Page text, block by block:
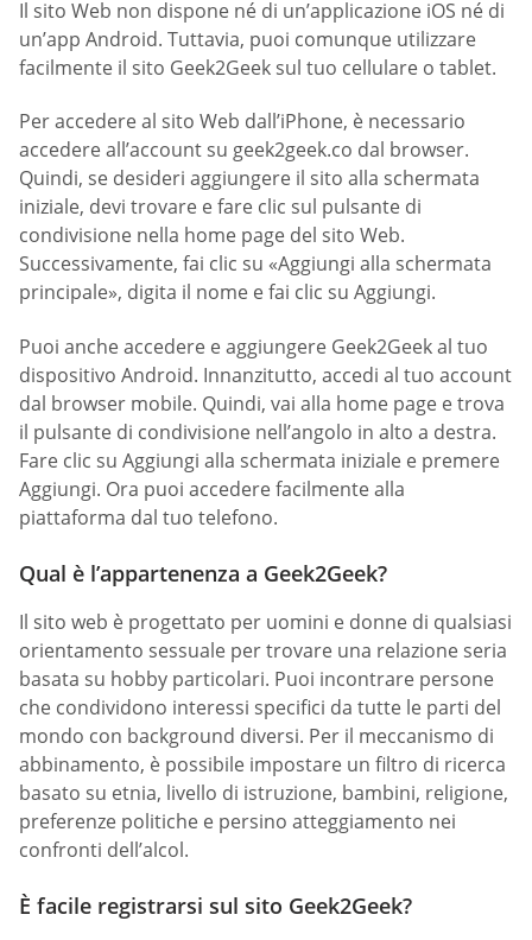
Il sito Web non dispone né di un’applicazione iOS né di
un’app Android. Tuttavia, puoi comunque utilizzare
facilmente il sito Geek2Geek sul tuo cellulare o tablet.
Per accedere al sito Web dall’iPhone, è necessario
accedere all’account su geek2geek.co dal browser.
Quindi, se desideri aggiungere il sito alla schermata
iniziale, devi trovare e fare clic sul pulsante di
condivisione nella home page del sito Web.
Successivamente, fai clic su «Aggiungi alla schermata
principale», digita il nome e fai clic su Aggiungi.
Puoi anche accedere e aggiungere Geek2Geek al tuo
dispositivo Android. Innanzitutto, accedi al tuo account
dal browser mobile. Quindi, vai alla home page e trova
il pulsante di condivisione nell’angolo in alto a destra.
Fare clic su Aggiungi alla schermata iniziale e premere
Aggiungi. Ora puoi accedere facilmente alla
piattaforma dal tuo telefono.
Qual è l’appartenenza a Geek2Geek?
Il sito web è progettato per uomini e donne di qualsiasi
orientamento sessuale per trovare una relazione seria
basata su hobby particolari. Puoi incontrare persone
che condividono interessi specifici da tutte le parti del
mondo con background diversi. Per il meccanismo di
abbinamento, è possibile impostare un filtro di ricerca
basato su etnia, livello di istruzione, bambini, religione,
preferenze politiche e persino atteggiamento nei
confronti dell’alcol.
È facile registrarsi sul sito Geek2Geek?